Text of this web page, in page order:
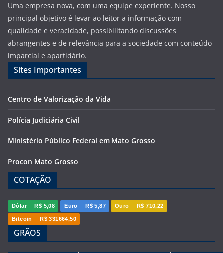
Uma empresa nova, com uma equipe experiente. Nosso
principal objetivo é levar ao leitor a informação com
qualidade e veracidade, possibilitando discussões
abrangentes e de relevância para a sociedade com conteúdo
imparcial e apartidário.
Sites Importantes
Centro de Valorização da Vida
Polícia Judiciária Civil
Ministério Público Federal em Mato Grosso
Procon Mato Grosso
COTAÇÃO
Dólar R$ 5,08 Euro R$ 5,87 Ouro R$ 710,22
Bitcoin R$ 331664,50
GRÃOS